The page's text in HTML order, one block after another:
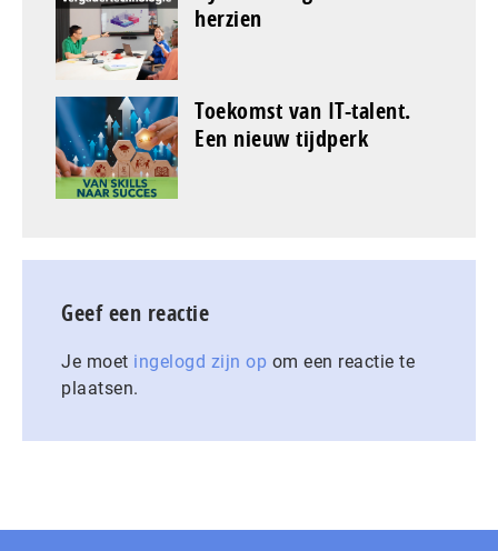
herzien
Toekomst van IT-talent.
Een nieuw tijdperk
Geef een reactie
Je moet ingelogd zijn op om een reactie te
plaatsen.